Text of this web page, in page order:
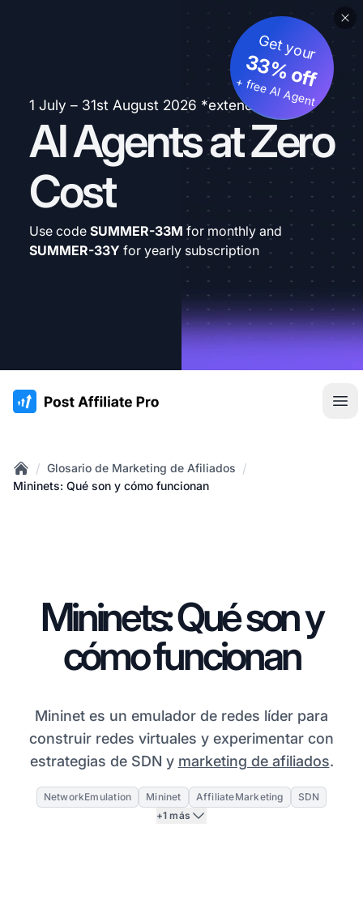
1 July – 31st August 2026 *extended
AI Agents at Zero
Cost
Get your
33% off
+ free AI Agent
Use code SUMMER-33M for monthly and
SUMMER-33Y for yearly subscription
:site.title
Home
/ Glosario de Marketing de Afiliados /
Mininets: Qué son y cómo funcionan
Mininets: Qué son y
cómo funcionan
Mininet es un emulador de redes líder para
construir redes virtuales y experimentar con
estrategias de SDN y marketing de afiliados.
NetworkEmulation Mininet AffiliateMarketing
SDN
+1 más